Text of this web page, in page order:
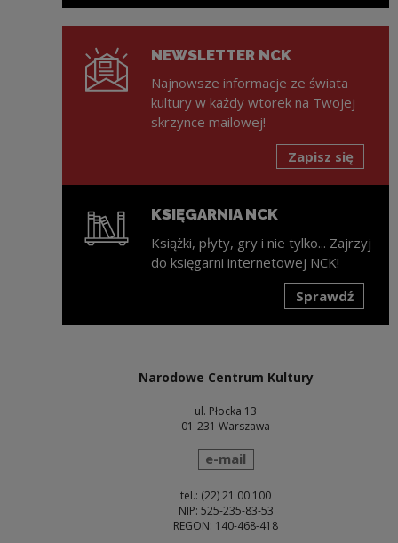
NEWSLETTER NCK
Najnowsze informacje ze świata
kultury w każdy wtorek na Twojej
skrzynce mailowej!
Zapisz się
KSIĘGARNIA NCK
Książki, płyty, gry i nie tylko... Zajrzyj
do księgarni internetowej NCK!
Sprawdź
Narodowe Centrum Kultury
ul. Płocka 13
01-231 Warszawa
wyślij wiadomość
e-mail
tel.: (22) 21 00 100
NIP: 525-235-83-53
REGON: 140-468-418